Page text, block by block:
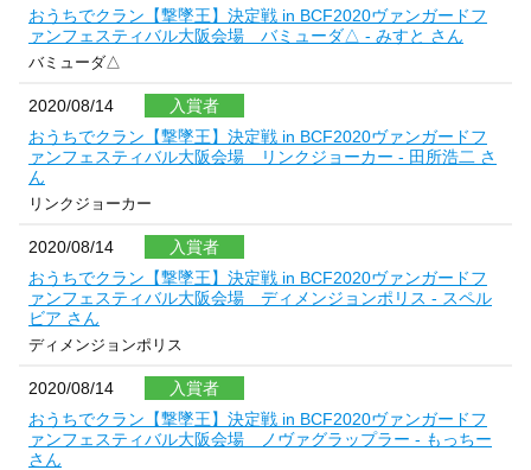
おうちでクラン【撃墜王】決定戦 in BCF2020ヴァンガードフ
ァンフェスティバル大阪会場 バミューダ△ - みすと さん
バミューダ△
2020/08/14
入賞者
おうちでクラン【撃墜王】決定戦 in BCF2020ヴァンガードフ
ァンフェスティバル大阪会場 リンクジョーカー - 田所浩二 さ
ん
リンクジョーカー
2020/08/14
入賞者
おうちでクラン【撃墜王】決定戦 in BCF2020ヴァンガードフ
ァンフェスティバル大阪会場 ディメンジョンポリス - スペル
ビア さん
ディメンジョンポリス
2020/08/14
入賞者
おうちでクラン【撃墜王】決定戦 in BCF2020ヴァンガードフ
ァンフェスティバル大阪会場 ノヴァグラップラー - もっちー
さん